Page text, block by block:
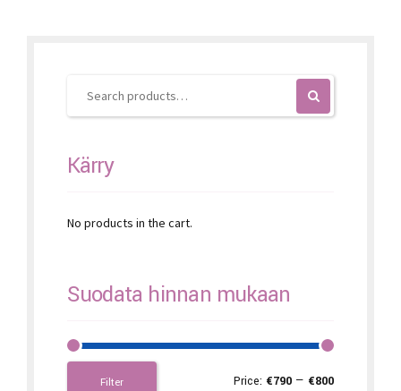
Kärry
No products in the cart.
Suodata hinnan mukaan
Filter Price: €790 — €800